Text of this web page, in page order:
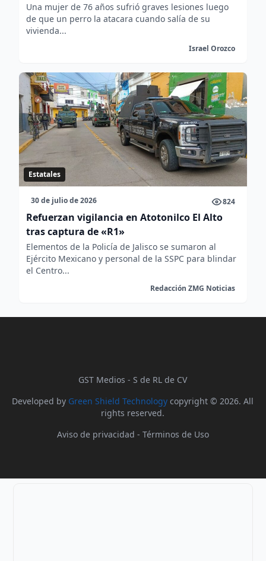
Una mujer de 76 años sufrió graves lesiones luego
de que un perro la atacara cuando salía de su
vivienda...
Israel Orozco
Estatales
30 de julio de 2026 824
Refuerzan vigilancia en Atotonilco El Alto
tras captura de «R1»
Elementos de la Policía de Jalisco se sumaron al
Ejército Mexicano y personal de la SSPC para blindar
el Centro...
Redacción ZMG Noticias
GST Medios - S de RL de CV
Developed by Green Shield Technology copyright © 2026. All
rights reserved.
Aviso de privacidad - Términos de Uso